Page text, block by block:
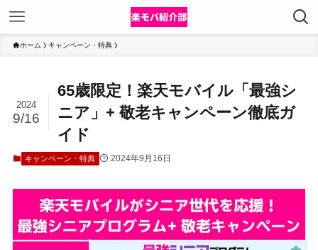
ホーム キャンペーン・特典
65歳限定！楽天モバイル「最強シ
ニア」+ 敬老キャンペーン徹底ガ
イド
2024
9/16
キャンペーン・特典 2024年9月16日